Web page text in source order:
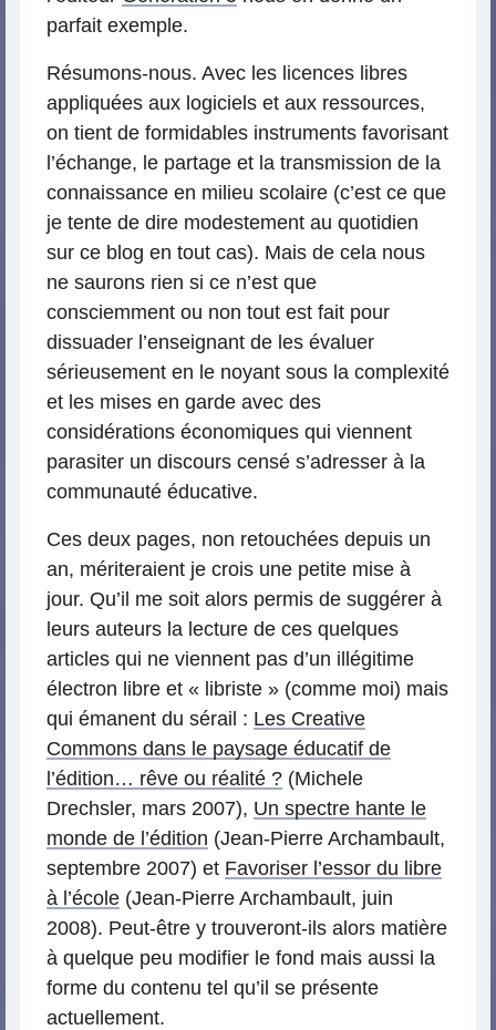
parfait exemple.
Résumons-nous. Avec les licences libres
appliquées aux logiciels et aux ressources,
on tient de formidables instruments favorisant
l’échange, le partage et la transmission de la
connaissance en milieu scolaire (c’est ce que
je tente de dire modestement au quotidien
sur ce blog en tout cas). Mais de cela nous
ne saurons rien si ce n’est que
consciemment ou non tout est fait pour
dissuader l’enseignant de les évaluer
sérieusement en le noyant sous la complexité
et les mises en garde avec des
considérations économiques qui viennent
parasiter un discours censé s’adresser à la
communauté éducative.
Ces deux pages, non retouchées depuis un
an, mériteraient je crois une petite mise à
jour. Qu’il me soit alors permis de suggérer à
leurs auteurs la lecture de ces quelques
articles qui ne viennent pas d’un illégitime
électron libre et « libriste » (comme moi) mais
qui émanent du sérail : Les Creative
Commons dans le paysage éducatif de
l’édition… rêve ou réalité ? (Michele
Drechsler, mars 2007), Un spectre hante le
monde de l’édition (Jean-Pierre Archambault,
septembre 2007) et Favoriser l’essor du libre
à l’école (Jean-Pierre Archambault, juin
2008). Peut-être y trouveront-ils alors matière
à quelque peu modifier le fond mais aussi la
forme du contenu tel qu’il se présente
actuellement.